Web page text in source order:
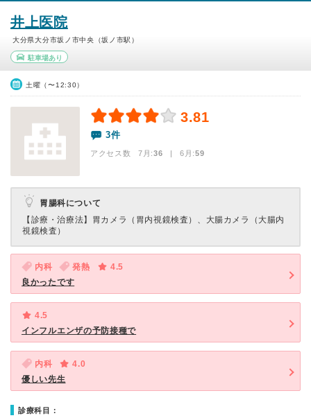
井上医院
大分県大分市坂ノ市中央（坂ノ市駅）
駐車場あり
土曜（〜12:30）
3.81
3件
アクセス数 7月:36 | 6月:59
胃腸科について
【診療・治療法】 胃カメラ（胃内視鏡検査）、大腸カメラ（大腸内
視鏡検査）
内科 発熱
4.5
良かったです
4.5
インフルエンザの予防接種で
内科
4.0
優しい先生
診療科目：